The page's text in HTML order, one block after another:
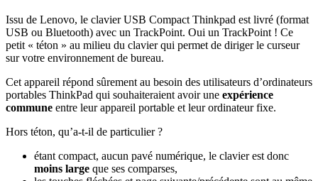
Issu de Lenovo, le clavier USB Compact Thinkpad est livré (format
USB ou Bluetooth) avec un TrackPoint. Oui un TrackPoint ! Ce
petit « téton » au milieu du clavier qui permet de diriger le curseur
sur votre environnement de bureau.
Cet appareil répond sûrement au besoin des utilisateurs d’ordinateurs
portables ThinkPad qui souhaiteraient avoir une expérience
commune entre leur appareil portable et leur ordinateur fixe.
Hors téton, qu’a-t-il de particulier ?
étant compact, aucun pavé numérique, le clavier est donc
moins large que ses comparses,